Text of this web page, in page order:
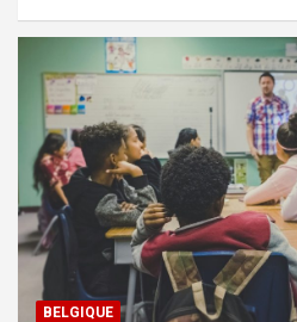
BELGIQUE